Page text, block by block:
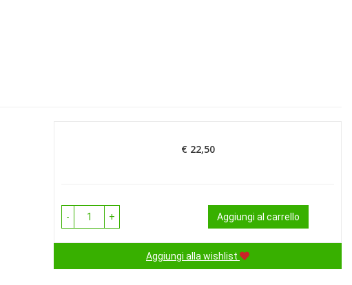
Prezzo
€ 22,50
- + Aggiungi al carrello
Aggiungi alla wishlist